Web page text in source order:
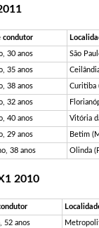
condutor
30 anos São
35 anos
38 anos Curitiba
32 anos
40 anos Vitória
29 anos Betim
38 anos Olinda
2010
52 anos